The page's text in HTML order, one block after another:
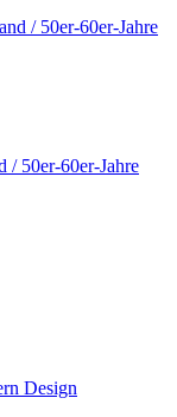
/ 50er-60er-Jahre